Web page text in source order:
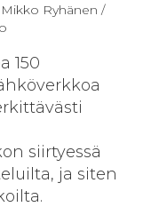
Mikko Ryhänen /
150
siirtyessä
ja siten